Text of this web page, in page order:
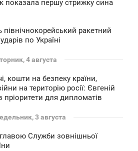
показала першу стрижку сина
північнокорейський ракетний
по Україні
4 августа
кошти на безпеку країни,
на територію росії: Євгеній
для дипломатів
3 августа
Служби зовнішньої